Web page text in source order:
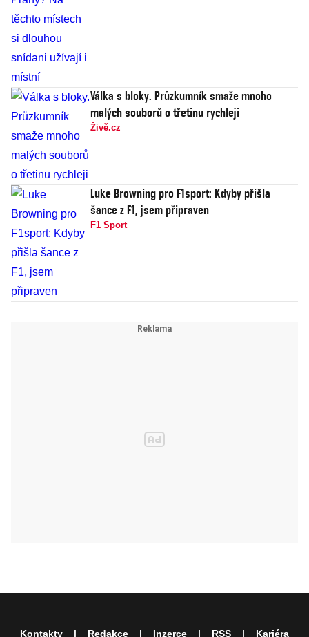
Válka s bloky. Průzkumník smaže mnoho
malých souborů o třetinu rychleji
Živě.cz
Luke Browning pro F1sport: Kdyby přišla
šance z F1, jsem připraven
F1 Sport
Kontakty Redakce Inzerce RSS Kariéra